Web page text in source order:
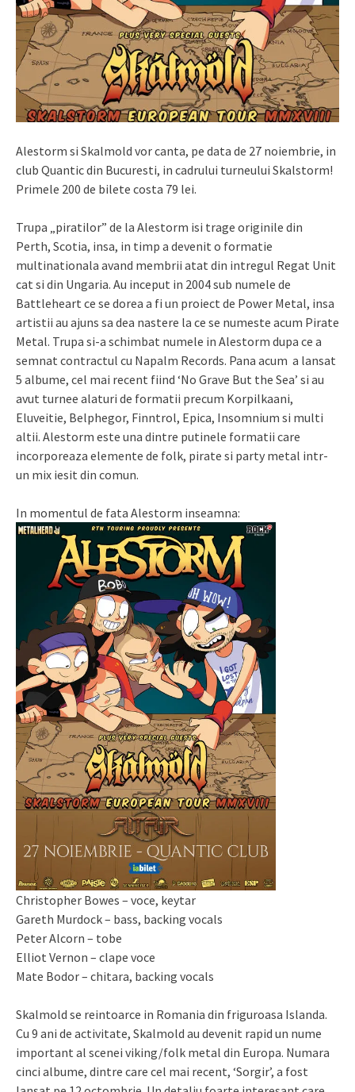
Alestorm si Skalmold vor canta, pe data de 27 noiembrie, in
club Quantic din Bucuresti, in cadrului turneului Skalstorm!
Primele 200 de bilete costa 79 lei.
Trupa „piratilor” de la Alestorm isi trage originile din
Perth, Scotia, insa, in timp a devenit o formatie
multinationala avand membrii atat din intregul Regat Unit
cat si din Ungaria. Au inceput in 2004 sub numele de
Battleheart ce se dorea a fi un proiect de Power Metal, insa
artistii au ajuns sa dea nastere la ce se numeste acum Pirate
Metal. Trupa si-a schimbat numele in Alestorm dupa ce a
semnat contractul cu Napalm Records. Pana acum a lansat
5 albume, cel mai recent fiind ‘No Grave But the Sea’ si au
avut turnee alaturi de formatii precum Korpilkaani,
Eluveitie, Belphegor, Finntrol, Epica, Insomnium si multi
altii. Alestorm este una dintre putinele formatii care
incorporeaza elemente de folk, pirate si party metal intr-
un mix iesit din comun.
In momentul de fata Alestorm inseamna:
Christopher Bowes – voce, keytar
Gareth Murdock – bass, backing vocals
Peter Alcorn – tobe
Elliot Vernon – clape voce
Mate Bodor – chitara, backing vocals
Skalmold se reintoarce in Romania din friguroasa Islanda.
Cu 9 ani de activitate, Skalmold au devenit rapid un nume
important al scenei viking/folk metal din Europa. Numara
cinci albume, dintre care cel mai recent, ‘Sorgir’, a fost